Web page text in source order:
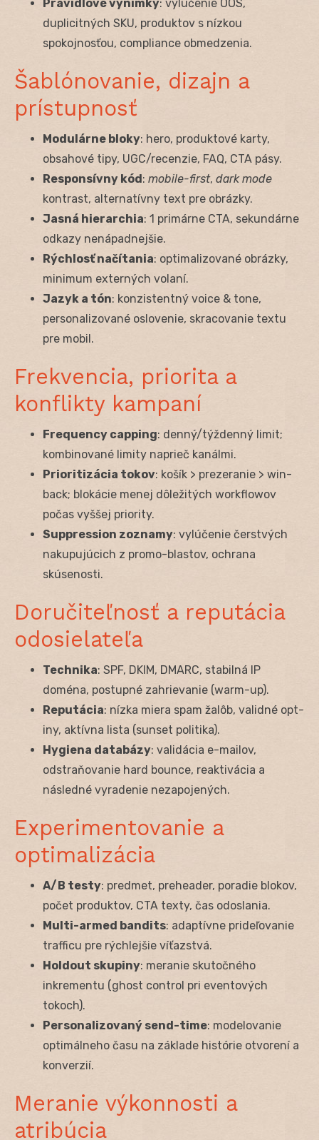
Pravidlové výnimky: vylúčenie OOS,
duplicitných SKU, produktov s nízkou
spokojnosťou, compliance obmedzenia.
Šablónovanie, dizajn a
prístupnosť
Modulárne bloky: hero, produktové karty,
obsahové tipy, UGC/recenzie, FAQ, CTA pásy.
Responsívny kód: mobile-first, dark mode
kontrast, alternatívny text pre obrázky.
Jasná hierarchia: 1 primárne CTA, sekundárne
odkazy nenápadnejšie.
Rýchlosť načítania: optimalizované obrázky,
minimum externých volaní.
Jazyk a tón: konzistentný voice & tone,
personalizované oslovenie, skracovanie textu
pre mobil.
Frekvencia, priorita a
konflikty kampaní
Frequency capping: denný/týždenný limit;
kombinované limity naprieč kanálmi.
Prioritizácia tokov: košík > prezeranie > win-
back; blokácie menej dôležitých workflowov
počas vyššej priority.
Suppression zoznamy: vylúčenie čerstvých
nakupujúcich z promo-blastov, ochrana
skúsenosti.
Doručiteľnosť a reputácia
odosielateľa
Technika: SPF, DKIM, DMARC, stabilná IP
doména, postupné zahrievanie (warm-up).
Reputácia: nízka miera spam žalôb, validné opt-
iny, aktívna lista (sunset politika).
Hygiena databázy: validácia e-mailov,
odstraňovanie hard bounce, reaktivácia a
následné vyradenie nezapojených.
Experimentovanie a
optimalizácia
A/B testy: predmet, preheader, poradie blokov,
počet produktov, CTA texty, čas odoslania.
Multi-armed bandits: adaptívne prideľovanie
trafficu pre rýchlejšie víťazstvá.
Holdout skupiny: meranie skutočného
inkrementu (ghost control pri eventových
tokoch).
Personalizovaný send-time: modelovanie
optimálneho času na základe histórie otvorení a
konverzií.
Meranie výkonnosti a
atribúcia